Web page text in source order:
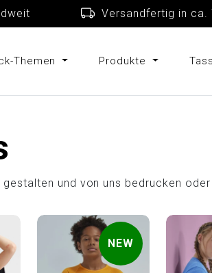
Versandfertig
Themen Produkte
gestalten und von uns bedrucken
NEW